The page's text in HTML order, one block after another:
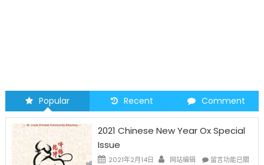
Popular Recent Comment
2021 Chinese New Year Ox Special
Issue
2021年2月14日 网站编辑
在
留言功能已關